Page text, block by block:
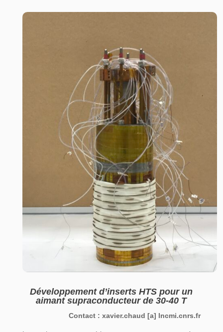
Développement d’inserts HTS pour un
aimant supraconducteur de 30-40 T
Contact : xavier.chaud [a] lncmi.cnrs.fr